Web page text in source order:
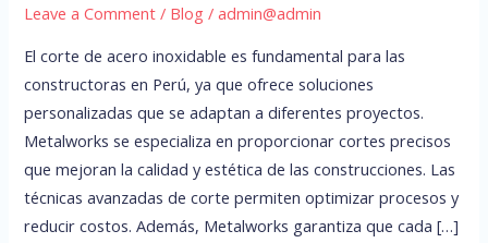
Leave a Comment / Blog /admin@admin
El corte de acero inoxidable es fundamental para las
constructoras en Perú, ya que ofrece soluciones
personalizadas que se adaptan a diferentes proyectos.
Metalworks se especializa en proporcionar cortes precisos
que mejoran la calidad y estética de las construcciones. Las
técnicas avanzadas de corte permiten optimizar procesos y
reducir costos. Además, Metalworks garantiza que cada […]